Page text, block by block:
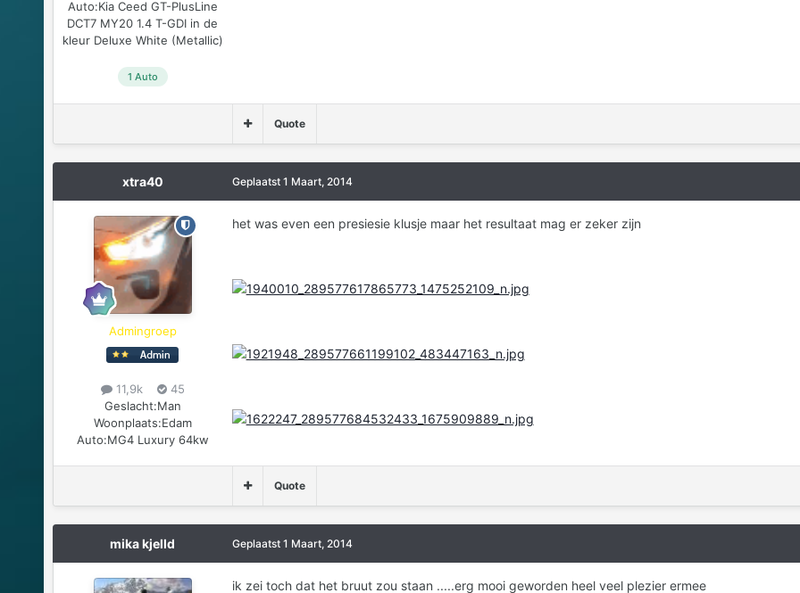
Auto:Kia Ceed GT-PlusLine
DCT7 MY20 1.4 T-GDI in de
kleur Deluxe White (Metallic)
1 Auto
Quote
xtra40
Admingroep
11,9k
45
Geslacht:Man
Woonplaats:Edam
Auto:MG4 Luxury 64kw
Geplaatst 1 Maart, 2014
het was even een presiesie klusje maar het resultaat mag er zeker zijn
Quote
mika kjelld Geplaatst 1 Maart, 2014
ik zei toch dat het bruut zou staan .....erg mooi geworden heel veel plezier ermee